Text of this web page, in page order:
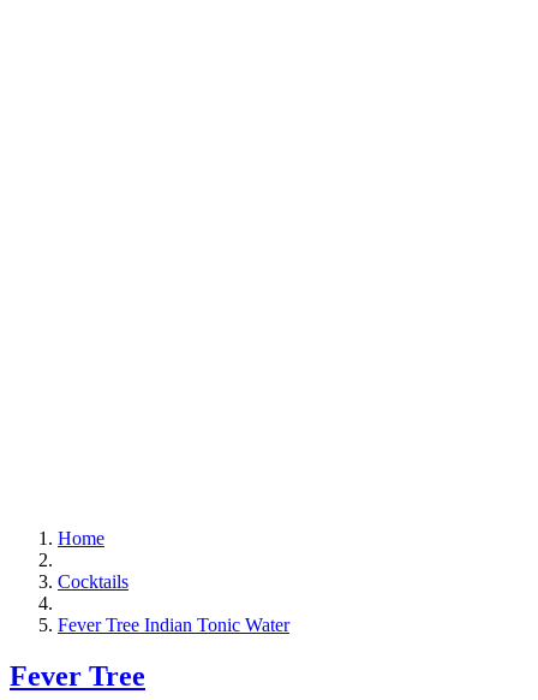
Home
Cocktails
Fever Tree Indian Tonic Water
Fever Tree